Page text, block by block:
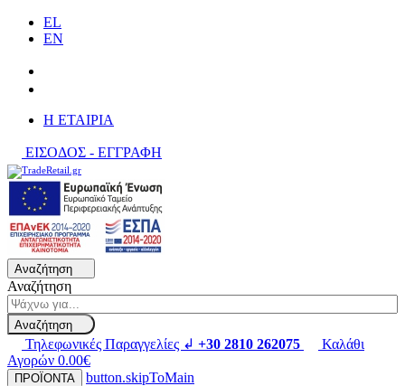
EL
EN
H ΕΤΑΙΡΙΑ
ΕΙΣΟΔΟΣ - ΕΓΓΡΑΦΗ
Αναζήτηση
Αναζήτηση
Αναζήτηση
Τηλεφωνικές Παραγγελίες ↲ +30 2810 262075
Καλάθι
Αγορών 0.00€
ΠΡΟΪΟΝΤΑ button.skipToMain